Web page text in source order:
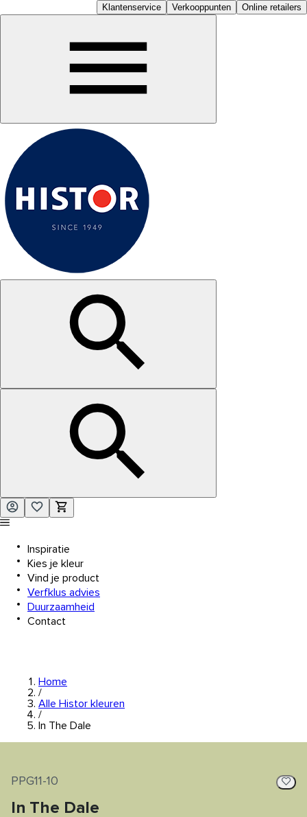
Klantenservice Verkooppunten Online retailers
Inspiratie
Kies je kleur
Vind je product
Verfklus advies
Duurzaamheid
Contact
Home
/
Alle Histor kleuren
/
In The Dale
PPG11-10
In The Dale